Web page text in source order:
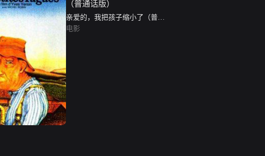
亲爱的，我把孩子缩小了（普通
话版）
电影